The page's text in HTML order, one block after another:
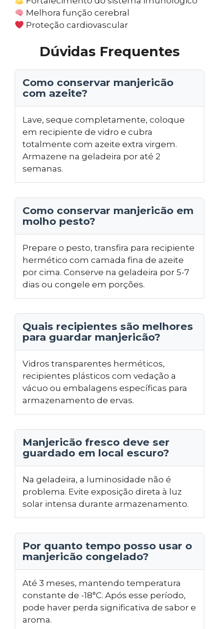
Melhora função cerebral
Proteção cardiovascular
Dúvidas Frequentes
Como conservar manjericão
com azeite?
Lave, seque completamente, coloque
em recipiente de vidro e cubra
totalmente com azeite extra virgem.
Armazene na geladeira por até 2
semanas.
Como conservar manjericão em
molho pesto?
Prepare o pesto, transfira para recipiente
hermético com camada fina de azeite
por cima. Conserve na geladeira por 5-7
dias ou congele em porções.
Quais recipientes são melhores
para guardar manjericão?
Vidros transparentes herméticos,
recipientes plásticos com vedação a
vácuo ou embalagens específicas para
armazenamento de ervas.
Manjericão fresco deve ser
guardado em local escuro?
Na geladeira, a luminosidade não é
problema. Evite exposição direta à luz
solar intensa durante armazenamento.
Por quanto tempo posso usar o
manjericão congelado?
Até 3 meses, mantendo temperatura
constante de -18°C. Após esse período,
pode haver perda significativa de sabor e
aroma.